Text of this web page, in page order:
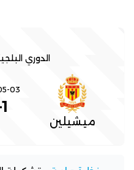
الدوري
ميشيلين
03
1